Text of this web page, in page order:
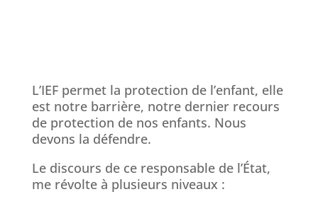
L’IEF permet la protection de l’enfant, elle
est notre barrière, notre dernier recours
de protection de nos enfants. Nous
devons la défendre.
Le discours de ce responsable de l’État,
me révolte à plusieurs niveaux :